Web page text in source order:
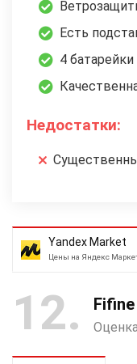
Есть
4
Недостатки:
Yandex Market
Цены на Яндекс
12